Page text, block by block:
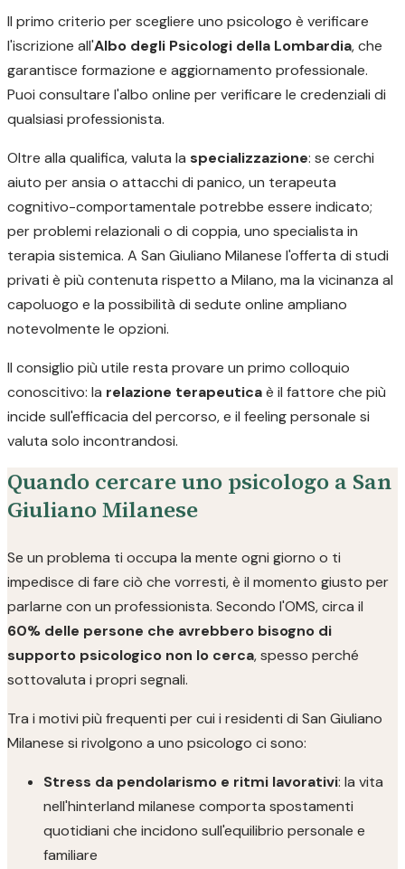
Il primo criterio per scegliere uno psicologo è verificare
l'iscrizione all'Albo degli Psicologi della Lombardia, che
garantisce formazione e aggiornamento professionale.
Puoi consultare l'albo online per verificare le credenziali di
qualsiasi professionista.
Oltre alla qualifica, valuta la specializzazione: se cerchi
aiuto per ansia o attacchi di panico, un terapeuta
cognitivo-comportamentale potrebbe essere indicato;
per problemi relazionali o di coppia, uno specialista in
terapia sistemica. A San Giuliano Milanese l'offerta di studi
privati è più contenuta rispetto a Milano, ma la vicinanza al
capoluogo e la possibilità di sedute online ampliano
notevolmente le opzioni.
Il consiglio più utile resta provare un primo colloquio
conoscitivo: la relazione terapeuticaè il fattore che più
incide sull'efficacia del percorso, e il feeling personale si
valuta solo incontrandosi.
Quando cercare uno psicologo a San
Giuliano Milanese
Se un problema ti occupa la mente ogni giorno o ti
impedisce di fare ciò che vorresti, è il momento giusto per
parlarne con un professionista. Secondo l'OMS, circa il
60% delle persone che avrebbero bisogno di
supporto psicologico non lo cerca, spesso perché
sottovaluta i propri segnali.
Tra i motivi più frequenti per cui i residenti di San Giuliano
Milanese si rivolgono a uno psicologo ci sono:
Stress da pendolarismo e ritmi lavorativi: la vita
nell'hinterland milanese comporta spostamenti
quotidiani che incidono sull'equilibrio personale e
familiare